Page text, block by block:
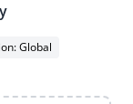
Global